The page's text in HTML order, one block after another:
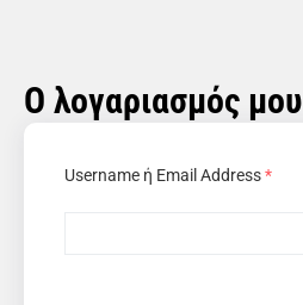
Ο λογαριασμός μου
Username ή Email Address*